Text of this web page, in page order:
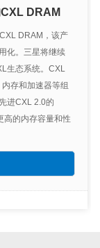
DRAM
DRAM，该产
化。三星将继续
生态系统。CXL
存和加速器等组
进CXL 2.0的
高的内存容量和性